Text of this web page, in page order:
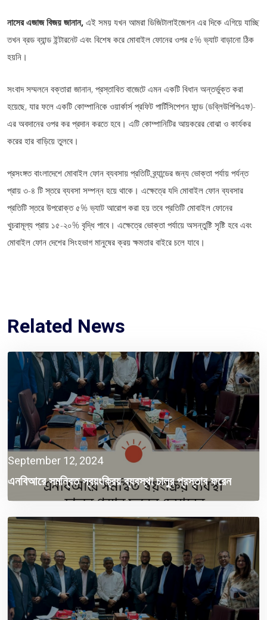
নাসের এজাজ বিজয় জানান, এই সময় যখন আমরা ডিজিটালাইজেশন এর দিকে এগিয়ে যাচ্ছি
তখন ব্রড ব্যান্ড ইন্টারনেট এবং বিশেষ করে মোবাইল ফোনের ওপর ৫% ভ্যাট বাড়ানো ঠিক
হয়নি।
সংবাদ সম্মলনে বক্তারা জানান, প্রস্তাবিত বাজেটে এমন একটি বিধান অন্তর্ভুক্ত করা
হয়েছে, যার ফলে একটি কোম্পানিকে ওয়ার্কার্স প্রফিট পার্টিসিপেশন ফান্ড (ডব্লিউপিপিএফ)-
এর অবদানের ওপর কর প্রদান করতে হবে। এটি কোম্পানিটির আয়করের বোঝা ও কার্যকর
করের হার বাড়িয়ে তুলবে।
প্রসংঙ্গত বাংলাদেশে মোবাইল ফোন ব্যবসায় প্রতিটি ব্র্যান্ডের জন্য ভোক্তা পর্যায় পর্যন্ত
প্রায় ৩-৪ টি স্তরে ব্যবসা সম্পন্ন হয়ে থাকে। এক্ষেত্রে যদি মোবাইল ফোন ব্যবসার
প্রতিটি স্তরে উপরোক্ত ৫% ভ্যাট আরোপ করা হয় তবে প্রতিটি মোবাইল ফোনের
খুচরামূল্য প্রায় ১৫-২০% বৃদ্ধি পাবে। এক্ষেত্রে ভোক্তা পর্যায়ে অসন্তুষ্টি সৃষ্টি হবে এবং
মোবাইল ফোন দেশের সিংহভাগ মানুষের ক্রয় ক্ষমতার বাইরে চলে যাবে।
Related News
September 12, 2024
এনবিআরে সমন্বিত স্বয়ংক্রিয় ব্যবস্থা চালুর প্রস্তাব ফরেন
চেম্বারের